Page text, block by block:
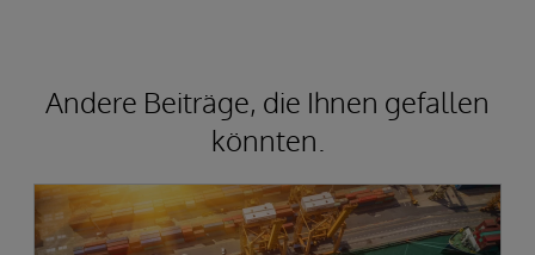
Andere Beiträge, die Ihnen gefallen
könnten.